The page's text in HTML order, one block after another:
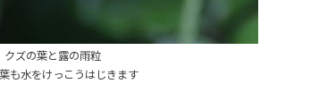
クズの葉と露の雨粒
も水をけっこうはじきます